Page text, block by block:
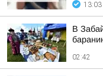
13:03
В
02:42